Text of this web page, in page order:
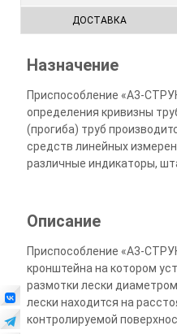
ДОСТАВКА
Назначение
Приспособление «А3-
определения кривизны
(прогиба) труб
средств линейных
различные индикаторы,
Описание
Приспособление «А3-
кронштейна на котором
размотки лески
лески находится на
контролируемой